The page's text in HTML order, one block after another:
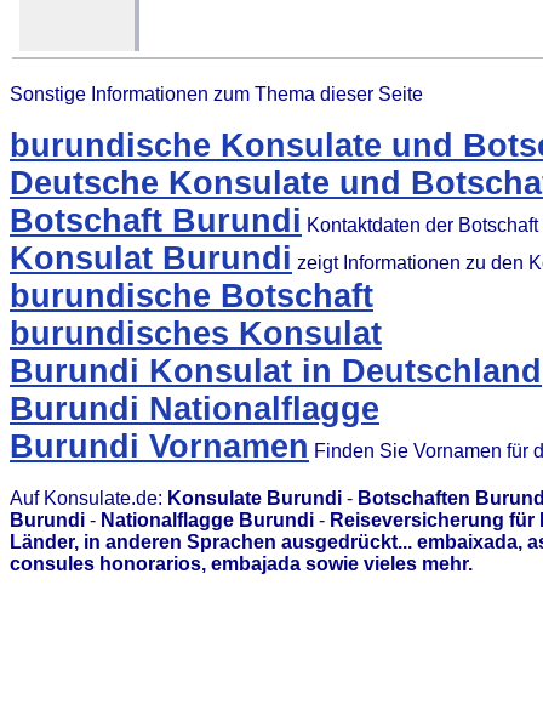
Sonstige Informationen zum Thema dieser Seite
burundische Konsulate und
Deutsche Konsulate und
Botschaft Burundi Kontaktdaten der
Konsulat Burundi zeigt Informationen zu den
burundische Botschaft
burundisches Konsulat
Burundi Konsulat in Deutschland
Burundi Nationalflagge
Burundi Vornamen Finden Sie Vornamen für
Auf Konsulate.de: Konsulate Burundi - Botschaften
Burundi - Nationalflagge Burundi - Reiseversicherung für
Länder, in anderen Sprachen ausgedrückt...
consules honorarios, embajada sowie vieles mehr.